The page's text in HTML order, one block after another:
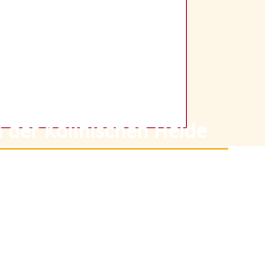
der Köllnischen Heide